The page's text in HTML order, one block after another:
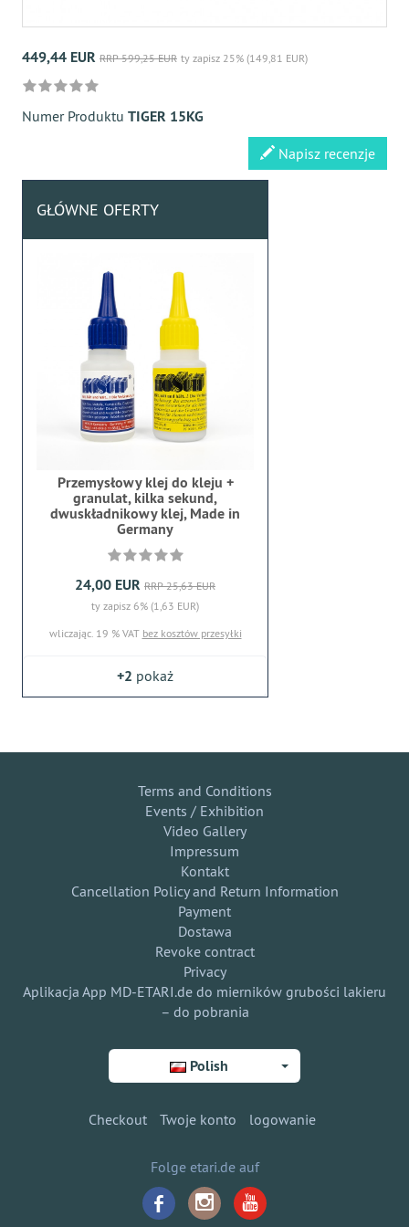
449,44 EUR RRP 599,25 EUR ty zapisz 25% (149,81 EUR)
Numer Produktu TIGER 15KG
Napisz recenzje
GŁÓWNE OFERTY
Przemysłowy klej do kleju +
granulat, kilka sekund,
dwuskładnikowy klej, Made in
Germany
24,00 EUR RRP 25,63 EUR
ty zapisz 6% (1,63 EUR)
wliczając. 19 % VAT bez kosztów przesyłki
+2 pokaż
Terms and Conditions
Events / Exhibition
Video Gallery
Impressum
Kontakt
Cancellation Policy and Return Information
Payment
Dostawa
Revoke contract
Privacy
Aplikacja App MD-ETARI.de do mierników grubości lakieru
– do pobrania
Polish
Checkout Twoje konto logowanie
Folge etari.de auf